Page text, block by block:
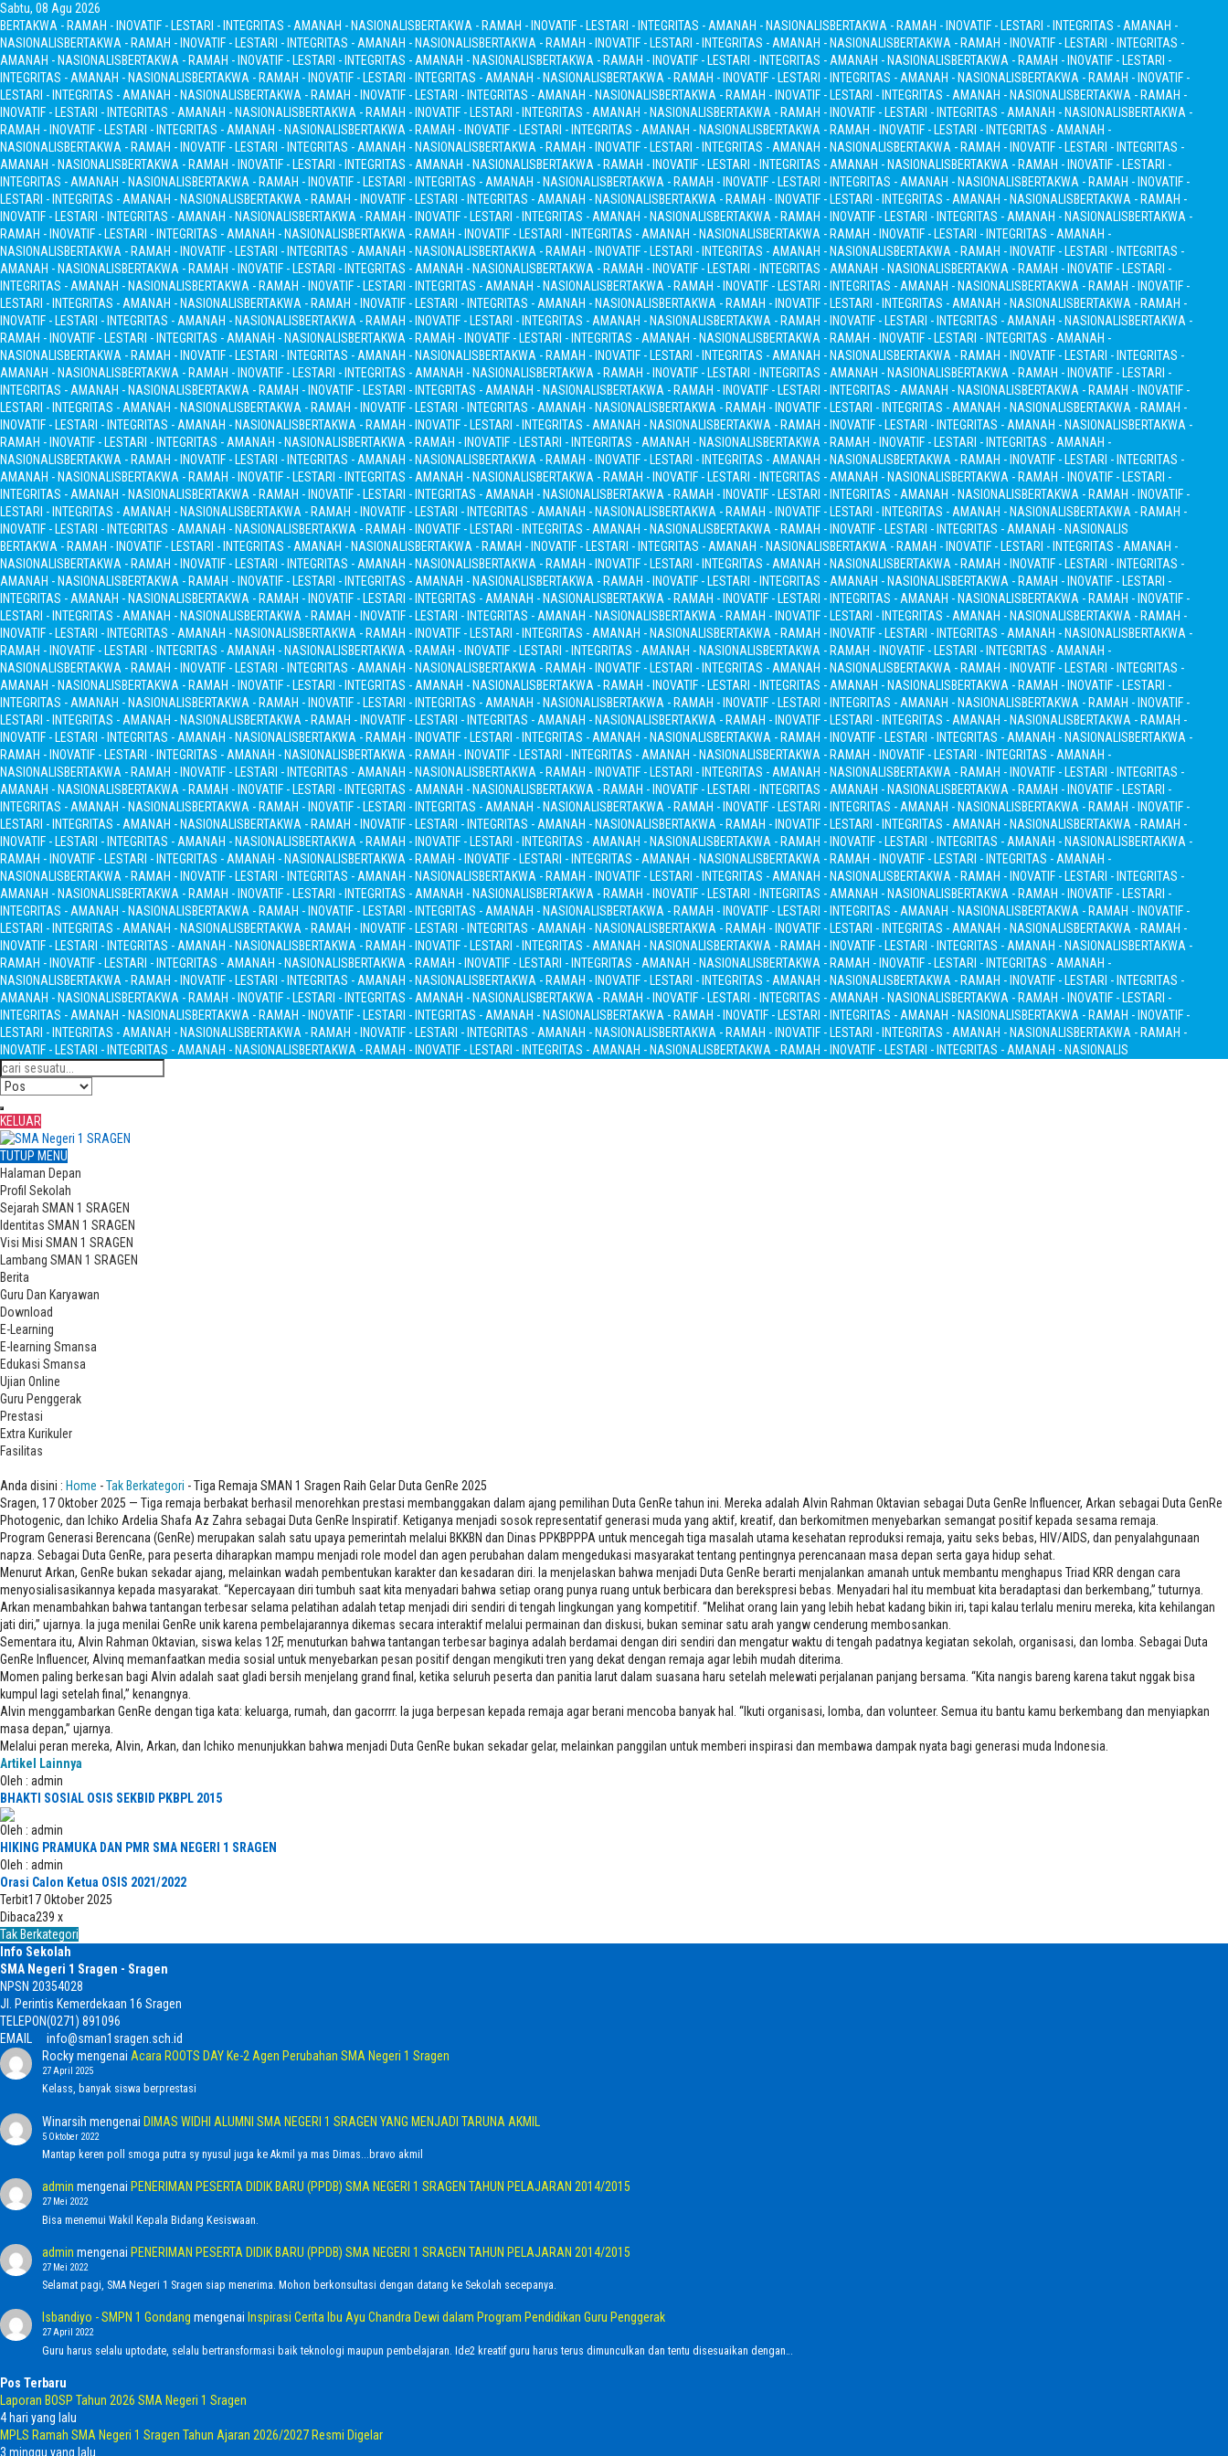
Sabtu, 08 Agu 2026
BERTAKWA - RAMAH - INOVATIF - LESTARI - INTEGRITAS - AMANAH - NASIONALISBERTAKWA - RAMAH - INOVATIF - LESTARI - INTEGRITAS - AMANAH - NASIONALISBERTAKWA - RAMAH - INOVATIF - LESTARI - INTEGRITAS - AMANAH -
NASIONALISBERTAKWA - RAMAH - INOVATIF - LESTARI - INTEGRITAS - AMANAH - NASIONALISBERTAKWA - RAMAH - INOVATIF - LESTARI - INTEGRITAS - AMANAH - NASIONALISBERTAKWA - RAMAH - INOVATIF - LESTARI - INTEGRITAS -
AMANAH - NASIONALISBERTAKWA - RAMAH - INOVATIF - LESTARI - INTEGRITAS - AMANAH - NASIONALISBERTAKWA - RAMAH - INOVATIF - LESTARI - INTEGRITAS - AMANAH - NASIONALISBERTAKWA - RAMAH - INOVATIF - LESTARI -
INTEGRITAS - AMANAH - NASIONALISBERTAKWA - RAMAH - INOVATIF - LESTARI - INTEGRITAS - AMANAH - NASIONALISBERTAKWA - RAMAH - INOVATIF - LESTARI - INTEGRITAS - AMANAH - NASIONALISBERTAKWA - RAMAH - INOVATIF -
LESTARI - INTEGRITAS - AMANAH - NASIONALISBERTAKWA - RAMAH - INOVATIF - LESTARI - INTEGRITAS - AMANAH - NASIONALISBERTAKWA - RAMAH - INOVATIF - LESTARI - INTEGRITAS - AMANAH - NASIONALISBERTAKWA - RAMAH -
INOVATIF - LESTARI - INTEGRITAS - AMANAH - NASIONALISBERTAKWA - RAMAH - INOVATIF - LESTARI - INTEGRITAS - AMANAH - NASIONALISBERTAKWA - RAMAH - INOVATIF - LESTARI - INTEGRITAS - AMANAH - NASIONALISBERTAKWA -
RAMAH - INOVATIF - LESTARI - INTEGRITAS - AMANAH - NASIONALISBERTAKWA - RAMAH - INOVATIF - LESTARI - INTEGRITAS - AMANAH - NASIONALISBERTAKWA - RAMAH - INOVATIF - LESTARI - INTEGRITAS - AMANAH -
NASIONALISBERTAKWA - RAMAH - INOVATIF - LESTARI - INTEGRITAS - AMANAH - NASIONALISBERTAKWA - RAMAH - INOVATIF - LESTARI - INTEGRITAS - AMANAH - NASIONALISBERTAKWA - RAMAH - INOVATIF - LESTARI - INTEGRITAS -
AMANAH - NASIONALISBERTAKWA - RAMAH - INOVATIF - LESTARI - INTEGRITAS - AMANAH - NASIONALISBERTAKWA - RAMAH - INOVATIF - LESTARI - INTEGRITAS - AMANAH - NASIONALISBERTAKWA - RAMAH - INOVATIF - LESTARI -
INTEGRITAS - AMANAH - NASIONALISBERTAKWA - RAMAH - INOVATIF - LESTARI - INTEGRITAS - AMANAH - NASIONALISBERTAKWA - RAMAH - INOVATIF - LESTARI - INTEGRITAS - AMANAH - NASIONALISBERTAKWA - RAMAH - INOVATIF -
LESTARI - INTEGRITAS - AMANAH - NASIONALISBERTAKWA - RAMAH - INOVATIF - LESTARI - INTEGRITAS - AMANAH - NASIONALISBERTAKWA - RAMAH - INOVATIF - LESTARI - INTEGRITAS - AMANAH - NASIONALISBERTAKWA - RAMAH -
INOVATIF - LESTARI - INTEGRITAS - AMANAH - NASIONALISBERTAKWA - RAMAH - INOVATIF - LESTARI - INTEGRITAS - AMANAH - NASIONALISBERTAKWA - RAMAH - INOVATIF - LESTARI - INTEGRITAS - AMANAH - NASIONALISBERTAKWA -
RAMAH - INOVATIF - LESTARI - INTEGRITAS - AMANAH - NASIONALISBERTAKWA - RAMAH - INOVATIF - LESTARI - INTEGRITAS - AMANAH - NASIONALISBERTAKWA - RAMAH - INOVATIF - LESTARI - INTEGRITAS - AMANAH -
NASIONALISBERTAKWA - RAMAH - INOVATIF - LESTARI - INTEGRITAS - AMANAH - NASIONALISBERTAKWA - RAMAH - INOVATIF - LESTARI - INTEGRITAS - AMANAH - NASIONALISBERTAKWA - RAMAH - INOVATIF - LESTARI - INTEGRITAS -
AMANAH - NASIONALISBERTAKWA - RAMAH - INOVATIF - LESTARI - INTEGRITAS - AMANAH - NASIONALISBERTAKWA - RAMAH - INOVATIF - LESTARI - INTEGRITAS - AMANAH - NASIONALISBERTAKWA - RAMAH - INOVATIF - LESTARI -
INTEGRITAS - AMANAH - NASIONALISBERTAKWA - RAMAH - INOVATIF - LESTARI - INTEGRITAS - AMANAH - NASIONALISBERTAKWA - RAMAH - INOVATIF - LESTARI - INTEGRITAS - AMANAH - NASIONALISBERTAKWA - RAMAH - INOVATIF -
LESTARI - INTEGRITAS - AMANAH - NASIONALISBERTAKWA - RAMAH - INOVATIF - LESTARI - INTEGRITAS - AMANAH - NASIONALISBERTAKWA - RAMAH - INOVATIF - LESTARI - INTEGRITAS - AMANAH - NASIONALISBERTAKWA - RAMAH -
INOVATIF - LESTARI - INTEGRITAS - AMANAH - NASIONALISBERTAKWA - RAMAH - INOVATIF - LESTARI - INTEGRITAS - AMANAH - NASIONALISBERTAKWA - RAMAH - INOVATIF - LESTARI - INTEGRITAS - AMANAH - NASIONALISBERTAKWA -
RAMAH - INOVATIF - LESTARI - INTEGRITAS - AMANAH - NASIONALISBERTAKWA - RAMAH - INOVATIF - LESTARI - INTEGRITAS - AMANAH - NASIONALISBERTAKWA - RAMAH - INOVATIF - LESTARI - INTEGRITAS - AMANAH -
NASIONALISBERTAKWA - RAMAH - INOVATIF - LESTARI - INTEGRITAS - AMANAH - NASIONALISBERTAKWA - RAMAH - INOVATIF - LESTARI - INTEGRITAS - AMANAH - NASIONALISBERTAKWA - RAMAH - INOVATIF - LESTARI - INTEGRITAS -
AMANAH - NASIONALISBERTAKWA - RAMAH - INOVATIF - LESTARI - INTEGRITAS - AMANAH - NASIONALISBERTAKWA - RAMAH - INOVATIF - LESTARI - INTEGRITAS - AMANAH - NASIONALISBERTAKWA - RAMAH - INOVATIF - LESTARI -
INTEGRITAS - AMANAH - NASIONALISBERTAKWA - RAMAH - INOVATIF - LESTARI - INTEGRITAS - AMANAH - NASIONALISBERTAKWA - RAMAH - INOVATIF - LESTARI - INTEGRITAS - AMANAH - NASIONALISBERTAKWA - RAMAH - INOVATIF -
LESTARI - INTEGRITAS - AMANAH - NASIONALISBERTAKWA - RAMAH - INOVATIF - LESTARI - INTEGRITAS - AMANAH - NASIONALISBERTAKWA - RAMAH - INOVATIF - LESTARI - INTEGRITAS - AMANAH - NASIONALISBERTAKWA - RAMAH -
INOVATIF - LESTARI - INTEGRITAS - AMANAH - NASIONALISBERTAKWA - RAMAH - INOVATIF - LESTARI - INTEGRITAS - AMANAH - NASIONALISBERTAKWA - RAMAH - INOVATIF - LESTARI - INTEGRITAS - AMANAH - NASIONALISBERTAKWA -
RAMAH - INOVATIF - LESTARI - INTEGRITAS - AMANAH - NASIONALISBERTAKWA - RAMAH - INOVATIF - LESTARI - INTEGRITAS - AMANAH - NASIONALISBERTAKWA - RAMAH - INOVATIF - LESTARI - INTEGRITAS - AMANAH -
NASIONALISBERTAKWA - RAMAH - INOVATIF - LESTARI - INTEGRITAS - AMANAH - NASIONALISBERTAKWA - RAMAH - INOVATIF - LESTARI - INTEGRITAS - AMANAH - NASIONALISBERTAKWA - RAMAH - INOVATIF - LESTARI - INTEGRITAS -
AMANAH - NASIONALISBERTAKWA - RAMAH - INOVATIF - LESTARI - INTEGRITAS - AMANAH - NASIONALISBERTAKWA - RAMAH - INOVATIF - LESTARI - INTEGRITAS - AMANAH - NASIONALISBERTAKWA - RAMAH - INOVATIF - LESTARI -
INTEGRITAS - AMANAH - NASIONALISBERTAKWA - RAMAH - INOVATIF - LESTARI - INTEGRITAS - AMANAH - NASIONALISBERTAKWA - RAMAH - INOVATIF - LESTARI - INTEGRITAS - AMANAH - NASIONALISBERTAKWA - RAMAH - INOVATIF -
LESTARI - INTEGRITAS - AMANAH - NASIONALISBERTAKWA - RAMAH - INOVATIF - LESTARI - INTEGRITAS - AMANAH - NASIONALISBERTAKWA - RAMAH - INOVATIF - LESTARI - INTEGRITAS - AMANAH - NASIONALISBERTAKWA - RAMAH -
INOVATIF - LESTARI - INTEGRITAS - AMANAH - NASIONALISBERTAKWA - RAMAH - INOVATIF - LESTARI - INTEGRITAS - AMANAH - NASIONALISBERTAKWA - RAMAH - INOVATIF - LESTARI - INTEGRITAS - AMANAH - NASIONALIS
BERTAKWA - RAMAH - INOVATIF - LESTARI - INTEGRITAS - AMANAH - NASIONALISBERTAKWA - RAMAH - INOVATIF - LESTARI - INTEGRITAS - AMANAH - NASIONALISBERTAKWA - RAMAH - INOVATIF - LESTARI - INTEGRITAS - AMANAH -
NASIONALISBERTAKWA - RAMAH - INOVATIF - LESTARI - INTEGRITAS - AMANAH - NASIONALISBERTAKWA - RAMAH - INOVATIF - LESTARI - INTEGRITAS - AMANAH - NASIONALISBERTAKWA - RAMAH - INOVATIF - LESTARI - INTEGRITAS -
AMANAH - NASIONALISBERTAKWA - RAMAH - INOVATIF - LESTARI - INTEGRITAS - AMANAH - NASIONALISBERTAKWA - RAMAH - INOVATIF - LESTARI - INTEGRITAS - AMANAH - NASIONALISBERTAKWA - RAMAH - INOVATIF - LESTARI -
INTEGRITAS - AMANAH - NASIONALISBERTAKWA - RAMAH - INOVATIF - LESTARI - INTEGRITAS - AMANAH - NASIONALISBERTAKWA - RAMAH - INOVATIF - LESTARI - INTEGRITAS - AMANAH - NASIONALISBERTAKWA - RAMAH - INOVATIF -
LESTARI - INTEGRITAS - AMANAH - NASIONALISBERTAKWA - RAMAH - INOVATIF - LESTARI - INTEGRITAS - AMANAH - NASIONALISBERTAKWA - RAMAH - INOVATIF - LESTARI - INTEGRITAS - AMANAH - NASIONALISBERTAKWA - RAMAH -
INOVATIF - LESTARI - INTEGRITAS - AMANAH - NASIONALISBERTAKWA - RAMAH - INOVATIF - LESTARI - INTEGRITAS - AMANAH - NASIONALISBERTAKWA - RAMAH - INOVATIF - LESTARI - INTEGRITAS - AMANAH - NASIONALISBERTAKWA -
RAMAH - INOVATIF - LESTARI - INTEGRITAS - AMANAH - NASIONALISBERTAKWA - RAMAH - INOVATIF - LESTARI - INTEGRITAS - AMANAH - NASIONALISBERTAKWA - RAMAH - INOVATIF - LESTARI - INTEGRITAS - AMANAH -
NASIONALISBERTAKWA - RAMAH - INOVATIF - LESTARI - INTEGRITAS - AMANAH - NASIONALISBERTAKWA - RAMAH - INOVATIF - LESTARI - INTEGRITAS - AMANAH - NASIONALISBERTAKWA - RAMAH - INOVATIF - LESTARI - INTEGRITAS -
AMANAH - NASIONALISBERTAKWA - RAMAH - INOVATIF - LESTARI - INTEGRITAS - AMANAH - NASIONALISBERTAKWA - RAMAH - INOVATIF - LESTARI - INTEGRITAS - AMANAH - NASIONALISBERTAKWA - RAMAH - INOVATIF - LESTARI -
INTEGRITAS - AMANAH - NASIONALISBERTAKWA - RAMAH - INOVATIF - LESTARI - INTEGRITAS - AMANAH - NASIONALISBERTAKWA - RAMAH - INOVATIF - LESTARI - INTEGRITAS - AMANAH - NASIONALISBERTAKWA - RAMAH - INOVATIF -
LESTARI - INTEGRITAS - AMANAH - NASIONALISBERTAKWA - RAMAH - INOVATIF - LESTARI - INTEGRITAS - AMANAH - NASIONALISBERTAKWA - RAMAH - INOVATIF - LESTARI - INTEGRITAS - AMANAH - NASIONALISBERTAKWA - RAMAH -
INOVATIF - LESTARI - INTEGRITAS - AMANAH - NASIONALISBERTAKWA - RAMAH - INOVATIF - LESTARI - INTEGRITAS - AMANAH - NASIONALISBERTAKWA - RAMAH - INOVATIF - LESTARI - INTEGRITAS - AMANAH - NASIONALISBERTAKWA -
RAMAH - INOVATIF - LESTARI - INTEGRITAS - AMANAH - NASIONALISBERTAKWA - RAMAH - INOVATIF - LESTARI - INTEGRITAS - AMANAH - NASIONALISBERTAKWA - RAMAH - INOVATIF - LESTARI - INTEGRITAS - AMANAH -
NASIONALISBERTAKWA - RAMAH - INOVATIF - LESTARI - INTEGRITAS - AMANAH - NASIONALISBERTAKWA - RAMAH - INOVATIF - LESTARI - INTEGRITAS - AMANAH - NASIONALISBERTAKWA - RAMAH - INOVATIF - LESTARI - INTEGRITAS -
AMANAH - NASIONALISBERTAKWA - RAMAH - INOVATIF - LESTARI - INTEGRITAS - AMANAH - NASIONALISBERTAKWA - RAMAH - INOVATIF - LESTARI - INTEGRITAS - AMANAH - NASIONALISBERTAKWA - RAMAH - INOVATIF - LESTARI -
INTEGRITAS - AMANAH - NASIONALISBERTAKWA - RAMAH - INOVATIF - LESTARI - INTEGRITAS - AMANAH - NASIONALISBERTAKWA - RAMAH - INOVATIF - LESTARI - INTEGRITAS - AMANAH - NASIONALISBERTAKWA - RAMAH - INOVATIF -
LESTARI - INTEGRITAS - AMANAH - NASIONALISBERTAKWA - RAMAH - INOVATIF - LESTARI - INTEGRITAS - AMANAH - NASIONALISBERTAKWA - RAMAH - INOVATIF - LESTARI - INTEGRITAS - AMANAH - NASIONALISBERTAKWA - RAMAH -
INOVATIF - LESTARI - INTEGRITAS - AMANAH - NASIONALISBERTAKWA - RAMAH - INOVATIF - LESTARI - INTEGRITAS - AMANAH - NASIONALISBERTAKWA - RAMAH - INOVATIF - LESTARI - INTEGRITAS - AMANAH - NASIONALISBERTAKWA -
RAMAH - INOVATIF - LESTARI - INTEGRITAS - AMANAH - NASIONALISBERTAKWA - RAMAH - INOVATIF - LESTARI - INTEGRITAS - AMANAH - NASIONALISBERTAKWA - RAMAH - INOVATIF - LESTARI - INTEGRITAS - AMANAH -
NASIONALISBERTAKWA - RAMAH - INOVATIF - LESTARI - INTEGRITAS - AMANAH - NASIONALISBERTAKWA - RAMAH - INOVATIF - LESTARI - INTEGRITAS - AMANAH - NASIONALISBERTAKWA - RAMAH - INOVATIF - LESTARI - INTEGRITAS -
AMANAH - NASIONALISBERTAKWA - RAMAH - INOVATIF - LESTARI - INTEGRITAS - AMANAH - NASIONALISBERTAKWA - RAMAH - INOVATIF - LESTARI - INTEGRITAS - AMANAH - NASIONALISBERTAKWA - RAMAH - INOVATIF - LESTARI -
INTEGRITAS - AMANAH - NASIONALISBERTAKWA - RAMAH - INOVATIF - LESTARI - INTEGRITAS - AMANAH - NASIONALISBERTAKWA - RAMAH - INOVATIF - LESTARI - INTEGRITAS - AMANAH - NASIONALISBERTAKWA - RAMAH - INOVATIF -
LESTARI - INTEGRITAS - AMANAH - NASIONALISBERTAKWA - RAMAH - INOVATIF - LESTARI - INTEGRITAS - AMANAH - NASIONALISBERTAKWA - RAMAH - INOVATIF - LESTARI - INTEGRITAS - AMANAH - NASIONALISBERTAKWA - RAMAH -
INOVATIF - LESTARI - INTEGRITAS - AMANAH - NASIONALISBERTAKWA - RAMAH - INOVATIF - LESTARI - INTEGRITAS - AMANAH - NASIONALISBERTAKWA - RAMAH - INOVATIF - LESTARI - INTEGRITAS - AMANAH - NASIONALISBERTAKWA -
RAMAH - INOVATIF - LESTARI - INTEGRITAS - AMANAH - NASIONALISBERTAKWA - RAMAH - INOVATIF - LESTARI - INTEGRITAS - AMANAH - NASIONALISBERTAKWA - RAMAH - INOVATIF - LESTARI - INTEGRITAS - AMANAH -
NASIONALISBERTAKWA - RAMAH - INOVATIF - LESTARI - INTEGRITAS - AMANAH - NASIONALISBERTAKWA - RAMAH - INOVATIF - LESTARI - INTEGRITAS - AMANAH - NASIONALISBERTAKWA - RAMAH - INOVATIF - LESTARI - INTEGRITAS -
AMANAH - NASIONALISBERTAKWA - RAMAH - INOVATIF - LESTARI - INTEGRITAS - AMANAH - NASIONALISBERTAKWA - RAMAH - INOVATIF - LESTARI - INTEGRITAS - AMANAH - NASIONALISBERTAKWA - RAMAH - INOVATIF - LESTARI -
INTEGRITAS - AMANAH - NASIONALISBERTAKWA - RAMAH - INOVATIF - LESTARI - INTEGRITAS - AMANAH - NASIONALISBERTAKWA - RAMAH - INOVATIF - LESTARI - INTEGRITAS - AMANAH - NASIONALISBERTAKWA - RAMAH - INOVATIF -
LESTARI - INTEGRITAS - AMANAH - NASIONALISBERTAKWA - RAMAH - INOVATIF - LESTARI - INTEGRITAS - AMANAH - NASIONALISBERTAKWA - RAMAH - INOVATIF - LESTARI - INTEGRITAS - AMANAH - NASIONALISBERTAKWA - RAMAH -
INOVATIF - LESTARI - INTEGRITAS - AMANAH - NASIONALISBERTAKWA - RAMAH - INOVATIF - LESTARI - INTEGRITAS - AMANAH - NASIONALISBERTAKWA - RAMAH - INOVATIF - LESTARI - INTEGRITAS - AMANAH - NASIONALIS
KELUAR
TUTUP MENU
Halaman Depan
Profil Sekolah
Sejarah SMAN 1 SRAGEN
Identitas SMAN 1 SRAGEN
Visi Misi SMAN 1 SRAGEN
Lambang SMAN 1 SRAGEN
Berita
Guru Dan Karyawan
Download
E-Learning
E-learning Smansa
Edukasi Smansa
Ujian Online
Guru Penggerak
Prestasi
Extra Kurikuler
Fasilitas
Anda disini : Home -Tak Berkategori - Tiga Remaja SMAN 1 Sragen Raih Gelar Duta GenRe 2025
Sragen, 17 Oktober 2025 — Tiga remaja berbakat berhasil menorehkan prestasi membanggakan dalam ajang pemilihan Duta GenRe tahun ini. Mereka adalah Alvin Rahman Oktavian sebagai Duta GenRe Influencer, Arkan sebagai Duta GenRe
Photogenic, dan Ichiko Ardelia Shafa Az Zahra sebagai Duta GenRe Inspiratif. Ketiganya menjadi sosok representatif generasi muda yang aktif, kreatif, dan berkomitmen menyebarkan semangat positif kepada sesama remaja.
Program Generasi Berencana (GenRe) merupakan salah satu upaya pemerintah melalui BKKBN dan Dinas PPKBPPPA untuk mencegah tiga masalah utama kesehatan reproduksi remaja, yaitu seks bebas, HIV/AIDS, dan penyalahgunaan
napza. Sebagai Duta GenRe, para peserta diharapkan mampu menjadi role model dan agen perubahan dalam mengedukasi masyarakat tentang pentingnya perencanaan masa depan serta gaya hidup sehat.
Menurut Arkan, GenRe bukan sekadar ajang, melainkan wadah pembentukan karakter dan kesadaran diri. Ia menjelaskan bahwa menjadi Duta GenRe berarti menjalankan amanah untuk membantu menghapus Triad KRR dengan cara
menyosialisasikannya kepada masyarakat. “Kepercayaan diri tumbuh saat kita menyadari bahwa setiap orang punya ruang untuk berbicara dan berekspresi bebas. Menyadari hal itu membuat kita beradaptasi dan berkembang,” tuturnya.
Arkan menambahkan bahwa tantangan terbesar selama pelatihan adalah tetap menjadi diri sendiri di tengah lingkungan yang kompetitif. “Melihat orang lain yang lebih hebat kadang bikin iri, tapi kalau terlalu meniru mereka, kita kehilangan
jati diri,” ujarnya. Ia juga menilai GenRe unik karena pembelajarannya dikemas secara interaktif melalui permainan dan diskusi, bukan seminar satu arah yangw cenderung membosankan.
Sementara itu, Alvin Rahman Oktavian, siswa kelas 12F, menuturkan bahwa tantangan terbesar baginya adalah berdamai dengan diri sendiri dan mengatur waktu di tengah padatnya kegiatan sekolah, organisasi, dan lomba. Sebagai Duta
GenRe Influencer, Alvinq memanfaatkan media sosial untuk menyebarkan pesan positif dengan mengikuti tren yang dekat dengan remaja agar lebih mudah diterima.
Momen paling berkesan bagi Alvin adalah saat gladi bersih menjelang grand final, ketika seluruh peserta dan panitia larut dalam suasana haru setelah melewati perjalanan panjang bersama. “Kita nangis bareng karena takut nggak bisa
kumpul lagi setelah final,” kenangnya.
Alvin menggambarkan GenRe dengan tiga kata: keluarga, rumah, dan gacorrrr. Ia juga berpesan kepada remaja agar berani mencoba banyak hal. “Ikuti organisasi, lomba, dan volunteer. Semua itu bantu kamu berkembang dan menyiapkan
masa depan,” ujarnya.
Melalui peran mereka, Alvin, Arkan, dan Ichiko menunjukkan bahwa menjadi Duta GenRe bukan sekadar gelar, melainkan panggilan untuk memberi inspirasi dan membawa dampak nyata bagi generasi muda Indonesia.
Artikel Lainnya
Oleh : admin
BHAKTI SOSIAL OSIS SEKBID PKBPL 2015
Oleh : admin
HIKING PRAMUKA DAN PMR SMA NEGERI 1 SRAGEN
Oleh : admin
Orasi Calon Ketua OSIS 2021/2022
Terbit17 Oktober 2025
Dibaca239 x
Tak Berkategori
Info Sekolah
SMA Negeri 1 Sragen - Sragen
NPSN 20354028
Jl. Perintis Kemerdekaan 16 Sragen
TELEPON(0271) 891096
EMAIL
info@sman1sragen.sch.id
Rockymengenai Acara ROOTS DAY Ke-2 Agen Perubahan SMA Negeri 1 Sragen
27 April 2025
Kelass, banyak siswa berprestasi
Winarsih mengenai DIMAS WIDHI ALUMNI SMA NEGERI 1 SRAGEN YANG MENJADI TARUNA AKMIL
5 Oktober 2022
Mantap keren poll smoga putra sy nyusul juga ke Akmil ya mas Dimas...bravo akmil
admin mengenai PENERIMAN PESERTA DIDIK BARU (PPDB) SMA NEGERI 1 SRAGEN TAHUN PELAJARAN 2014/2015
27 Mei 2022
Bisa menemui Wakil Kepala Bidang Kesiswaan.
admin mengenai PENERIMAN PESERTA DIDIK BARU (PPDB) SMA NEGERI 1 SRAGEN TAHUN PELAJARAN 2014/2015
27 Mei 2022
Selamat pagi, SMA Negeri 1 Sragen siap menerima. Mohon berkonsultasi dengan datang ke Sekolah secepanya.
Isbandiyo - SMPN 1 Gondang mengenai Inspirasi Cerita Ibu Ayu Chandra Dewi dalam Program Pendidikan Guru Penggerak
27 April 2022
Guru harus selalu uptodate, selalu bertransformasi baik teknologi maupun pembelajaran. Ide2 kreatif guru harus terus dimunculkan dan tentu disesuaikan dengan…
Pos Terbaru
Laporan BOSP Tahun 2026 SMA Negeri 1 Sragen
4 hari yang lalu
MPLS Ramah SMA Negeri 1 Sragen Tahun Ajaran 2026/2027 Resmi Digelar
3 minggu yang lalu